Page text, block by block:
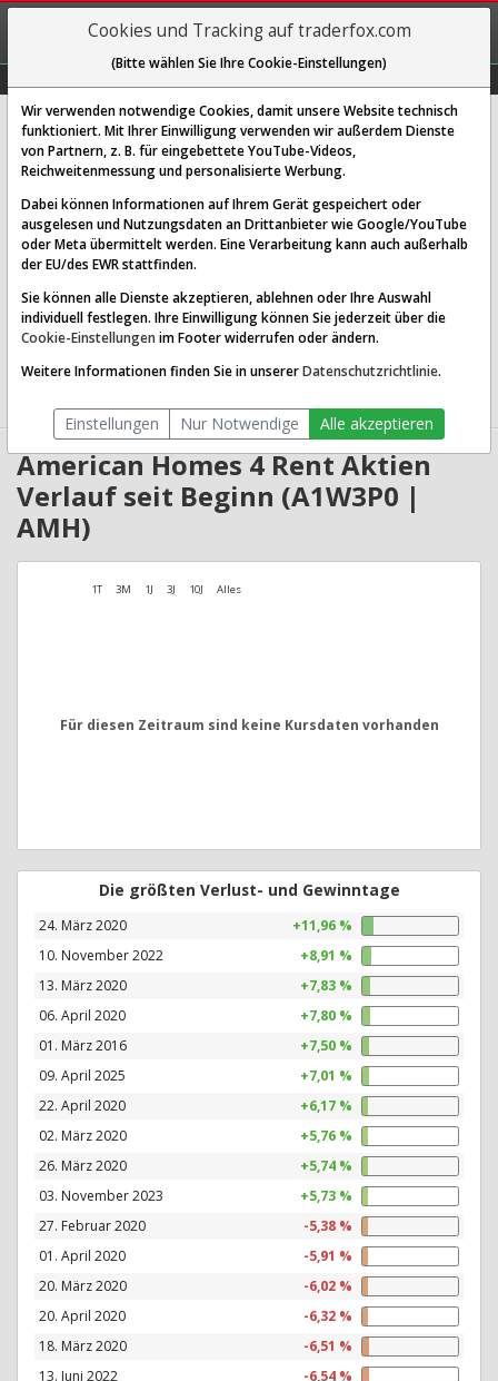
REGIS-
TRIEREN
American Homes 4 Rent
[AMH | WKN A1W3P0 | ISIN US02665T3068]
34,720 $ 0,49 %
Echtzeit-Aktienkurs 07.08.2026 19:59 Uhr
BID:34,638 $
Website:
Sektor:
Real Estate / REIT - Residential
12.46 Mrd. USD
Anzahl
359,815,008
American Homes 4 Rent Aktien
Verlauf seit Beginn (A1W3P0 |
AMH)
1T 3M 1J 3J 10J Alles
Für diesen Zeitraum sind keine Kursdaten vorhanden
Die größten Verlust- und Gewinntage
24. März 2020
+11,96 %
10. November 2022
+8,91 %
13. März 2020
+7,83 %
06. April 2020
+7,80 %
01. März 2016
+7,50 %
09. April 2025
+7,01 %
22. April 2020
+6,17 %
02. März 2020
+5,76 %
26. März 2020
+5,74 %
03. November 2023
+5,73 %
27. Februar 2020
-5,38 %
01. April 2020
-5,91 %
20. März 2020
-6,02 %
20. April 2020
-6,32 %
18. März 2020
-6,51 %
13. Juni 2022
-6,54 %
Cookies und Tracking auf traderfox.com
(Bitte wählen Sie Ihre Cookie-Einstellungen)
Wir verwenden notwendige Cookies, damit unsere Website technisch
funktioniert. Mit Ihrer Einwilligung verwenden wir außerdem Dienste
von Partnern, z. B. für eingebettete YouTube-Videos,
Reichweitenmessung und personalisierte Werbung.
Dabei können Informationen auf Ihrem Gerät gespeichert oder
ausgelesen und Nutzungsdaten an Drittanbieter wie Google/YouTube
oder Meta übermittelt werden. Eine Verarbeitung kann auch außerhalb
der EU/des EWR stattfinden.
Sie können alle Dienste akzeptieren, ablehnen oder Ihre Auswahl
individuell festlegen. Ihre Einwilligung können Sie jederzeit über die
Cookie-Einstellungen im Footer widerrufen oder ändern.
Weitere Informationen finden Sie in unsererDatenschutzrichtlinie.
Einstellungen Nur Notwendige Alle akzeptieren